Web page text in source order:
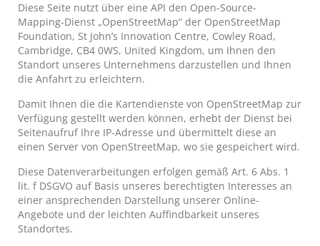
Diese Seite nutzt über eine API den Open-Source-
Mapping-Dienst „OpenStreetMap“ der OpenStreetMap
Foundation, St John’s Innovation Centre, Cowley Road,
Cambridge, CB4 0WS, United Kingdom, um Ihnen den
Standort unseres Unternehmens darzustellen und Ihnen
die Anfahrt zu erleichtern.
Damit Ihnen die die Kartendienste von OpenStreetMap zur
Verfügung gestellt werden können, erhebt der Dienst bei
Seitenaufruf Ihre IP-Adresse und übermittelt diese an
einen Server von OpenStreetMap, wo sie gespeichert wird.
Diese Datenverarbeitungen erfolgen gemäß Art. 6 Abs. 1
lit. f DSGVO auf Basis unseres berechtigten Interesses an
einer ansprechenden Darstellung unserer Online-
Angebote und der leichten Auffindbarkeit unseres
Standortes.